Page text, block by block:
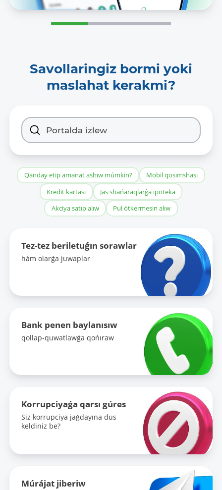
Savollaringiz bormi yoki
maslahat kerakmi?
Qanday etip amanat ashıw múmkin?
Mobil qosımshası
Kredit kartası
Jas shańaraqlarǵa ipoteka
Akciya satıp alıw
Pul ótkermesin alıw
Tez-tez beriletuǵın sorawlar
hám olarǵa juwaplar
Bank penen baylanısıw
qollap-quwatlawǵa qońıraw
Korrupciyaǵa qarsı gúres
Siz korrupciya jaǵdayına dus
keldiniz be?
Múrájat jiberiw